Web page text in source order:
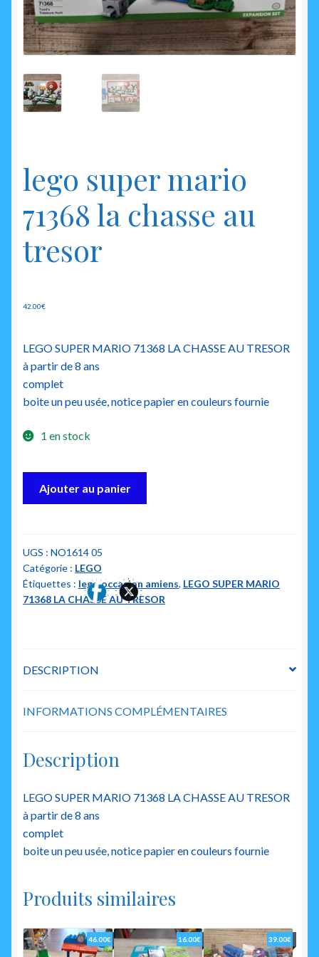
enfant
lego super mario
71368 la chasse au
tresor
42.00€
LEGO SUPER MARIO 71368 LA CHASSE AU TRESOR
à partir de 8 ans
complet
boite un peu usée, notice papier en couleurs fournie
1 en stock
mario
71368
la
chasse
Ajouter au panier
UGS : NO1614 05
Catégorie : LEGO
Étiquettes : lego occasion amiens, LEGO SUPER MARIO
71368 LA CHASSE AU TRESOR
DESCRIPTION
INFORMATIONS COMPLÉMENTAIRES
Description
LEGO SUPER MARIO 71368 LA CHASSE AU TRESOR
à partir de 8 ans
complet
boite un peu usée, notice papier en couleurs fournie
Produits similaires
46.00€ 16.00€ 39.00€